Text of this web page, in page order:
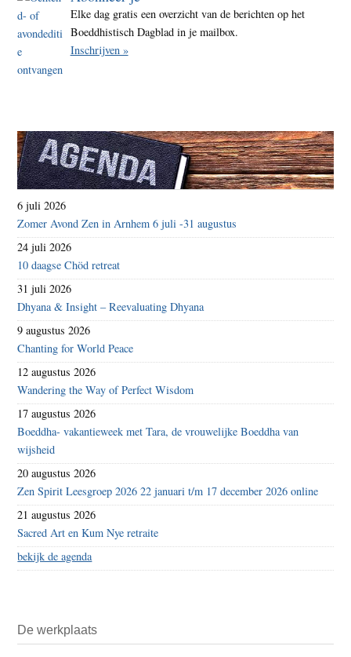
Elke dag gratis een overzicht van de berichten op het
Boeddhistisch Dagblad in je mailbox.
Inschrijven »
6 juli 2026
Zomer Avond Zen in Arnhem 6 juli -31 augustus
24 juli 2026
10 daagse Chöd retreat
31 juli 2026
Dhyana & Insight – Reevaluating Dhyana
9 augustus 2026
Chanting for World Peace
12 augustus 2026
Wandering the Way of Perfect Wisdom
17 augustus 2026
Boeddha- vakantieweek met Tara, de vrouwelijke Boeddha van
wijsheid
20 augustus 2026
Zen Spirit Leesgroep 2026 22 januari t/m 17 december 2026 online
21 augustus 2026
Sacred Art en Kum Nye retraite
bekijk de agenda
De werkplaats